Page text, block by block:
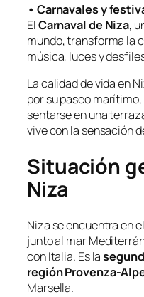
• Carnavales y
ElCarnaval de Niza,
mundo, transforma la
música, luces y
La calidad de vida en
por su paseo
sentarse en una
vive con la sensación
Situación
Niza
Niza se encuentra en
junto al mar
con Italia. Es la
región Provenza-
Marsella.